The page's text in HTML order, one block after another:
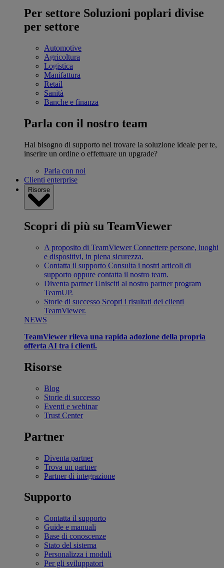
Per settore Soluzioni poplari divise
per settore
Automotive
Agricoltura
Logistica
Manifattura
Retail
Sanità
Banche e finanza
Parla con il nostro team
Hai bisogno di supporto nel trovare la soluzione ideale per te,
inserire un ordine o effettuare un upgrade?
Parla con noi
Clienti enterprise
Risorse
Scopri di più su TeamViewer
A proposito di TeamViewer Connettere persone, luoghi
e dispositivi, in piena sicurezza.
Contatta il supporto Consulta i nostri articoli di
supporto oppure contatta il nostro team.
Diventa partner Unisciti al nostro partner program
TeamUP.
Storie di successo Scopri i risultati dei clienti
TeamViewer.
NEWS
TeamViewer rileva una rapida adozione della propria
offerta AI tra i clienti.
Risorse
Blog
Storie di successo
Eventi e webinar
Trust Center
Partner
Diventa partner
Trova un partner
Partner di integrazione
Supporto
Contatta il supporto
Guide e manuali
Base di conoscenze
Stato del sistema
Personalizza i moduli
Per gli sviluppatori